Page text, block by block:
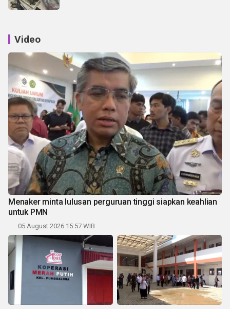
Video
Menaker minta lulusan perguruan tinggi siapkan keahlian
untuk PMN
05 August 2026 15:57 WIB